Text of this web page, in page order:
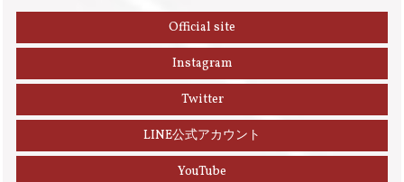
Official site
Instagram
Twitter
LINE公式アカウント
YouTube